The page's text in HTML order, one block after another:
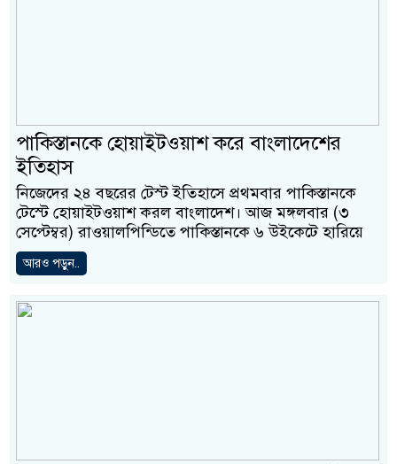
পাকিস্তানকে হোয়াইটওয়াশ করে বাংলাদেশের
ইতিহাস
নিজেদের ২৪ বছরের টেস্ট ইতিহাসে প্রথমবার পাকিস্তানকে
টেস্টে হোয়াইটওয়াশ করল বাংলাদেশ। আজ মঙ্গলবার (৩
সেপ্টেম্বর) রাওয়ালপিন্ডিতে পাকিস্তানকে ৬ উইকেটে হারিয়ে
আরও পড়ুন..